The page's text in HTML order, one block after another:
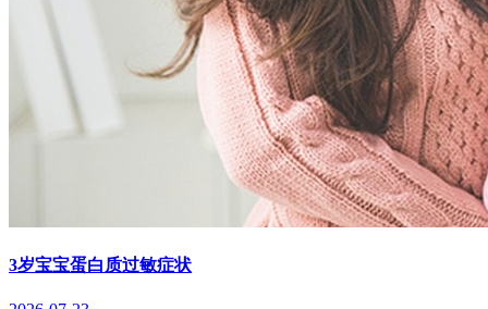
3岁宝宝蛋白质过敏症状